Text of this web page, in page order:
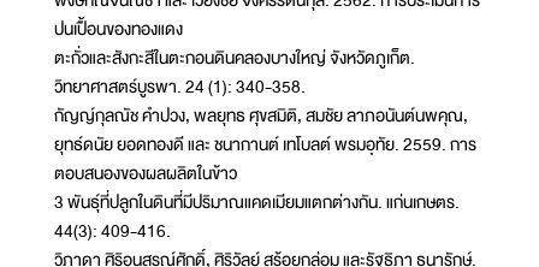
ปนเปื้อนของทองแดง
ตะกั่วและสังกะสีในตะกอนดินคลองบางใหญ่ จังหวัดภูเก็ต.
วิทยาศาสตร์บูรพา. 24 (1): 340-358.
กัญญ์กุลณัช คำปวง, พลยุทธ ศุขสมิติ, สมชัย ลาภอนันต์นพคุณ,
ยุทธ์ดนัย ยอดทองดี และ ชนากานต์ เทโบลต์ พรมอุทัย. 2559. การ
ตอบสนองของผลผลิตในข้าว
3 พันธุ์ที่ปลูกในดินที่มีปริมาณแคดเมียมแตกต่างกัน. แก่นเกษตร.
44(3): 409-416.
วิภาดา ศิริอนุสรณ์ศักดิ์, ศิริวัลย์ สร้อยกล่อม และรัฐธิภา ธนารักษ์.